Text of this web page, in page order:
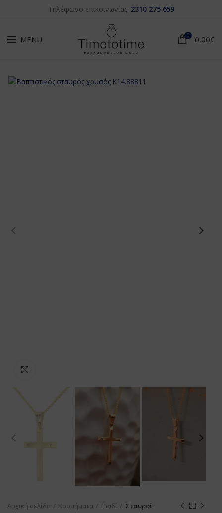
Τηλέφωνο επικοινωνίας: 2310 275 659
MENU 0 0,00€
Αρχική σελίδα Κοσμήματα Παιδί Σταυροί